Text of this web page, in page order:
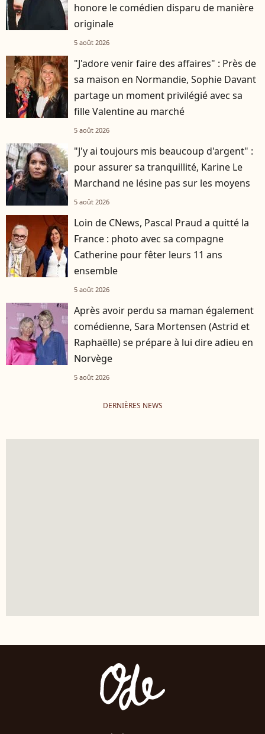
honore le comédien disparu de manière
originale
5 août 2026
"J'adore venir faire des affaires" : Près de
sa maison en Normandie, Sophie Davant
partage un moment privilégié avec sa
fille Valentine au marché
5 août 2026
"J'y ai toujours mis beaucoup d'argent" :
pour assurer sa tranquillité, Karine Le
Marchand ne lésine pas sur les moyens
5 août 2026
Loin de CNews, Pascal Praud a quitté la
France : photo avec sa compagne
Catherine pour fêter leurs 11 ans
ensemble
5 août 2026
Après avoir perdu sa maman également
comédienne, Sara Mortensen (Astrid et
Raphaëlle) se prépare à lui dire adieu en
Norvège
5 août 2026
DERNIÈRES NEWS